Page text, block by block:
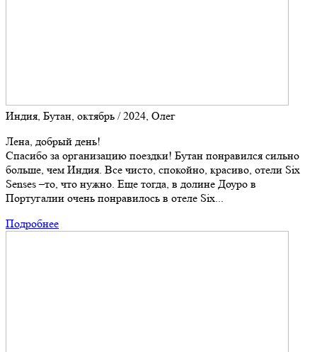
Индия, Бутан, октябрь / 2024, Олег
Лена, добрый день!
Спасибо за организацию поездки! Бутан понравился сильно
больше, чем Индия. Все чисто, спокойно, красиво, отели Six
Senses –то, что нужно. Еще тогда, в долине Доуро в
Португалии очень понравилось в отеле Six...
Подробнее